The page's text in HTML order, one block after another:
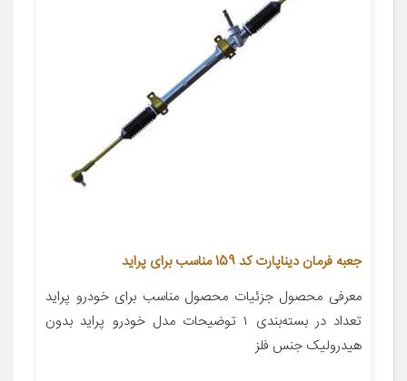
جعبه فرمان دیناپارت کد 159 مناسب برای پراید
معرفی محصول جزئیات محصول مناسب برای خودرو پراید
تعداد در بسته‌بندی ۱ توضیحات مدل خودرو پراید بدون
هیدرولیک جنس فلز